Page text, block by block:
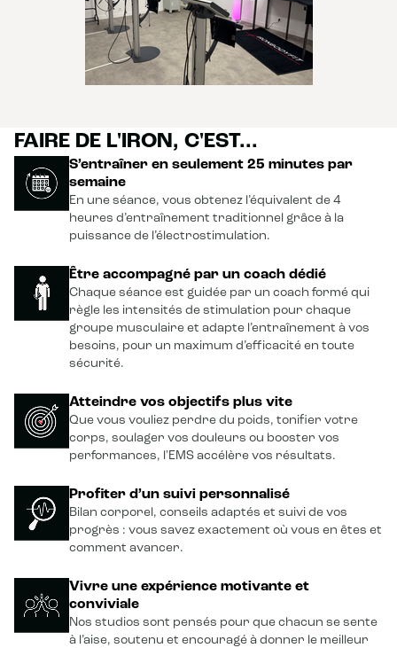
FAIRE DE L'IRON, C'EST...
S’entraîner en seulement 25 minutes par
semaine
En une séance, vous obtenez l’équivalent de 4
heures d’entraînement traditionnel grâce à la
puissance de l’électrostimulation.
Être accompagné par un coach dédié
Chaque séance est guidée par un coach formé qui
règle les intensités de stimulation pour chaque
groupe musculaire et adapte l’entraînement à vos
besoins, pour un maximum d’efficacité en toute
sécurité.
Atteindre vos objectifs plus vite
Que vous vouliez perdre du poids, tonifier votre
corps, soulager vos douleurs ou booster vos
performances, l'EMS accélère vos résultats.
Profiter d’un suivi personnalisé
Bilan corporel, conseils adaptés et suivi de vos
progrès : vous savez exactement où vous en êtes et
comment avancer.
Vivre une expérience motivante et
conviviale
Nos studios sont pensés pour que chacun se sente
à l’aise, soutenu et encouragé à donner le meilleur